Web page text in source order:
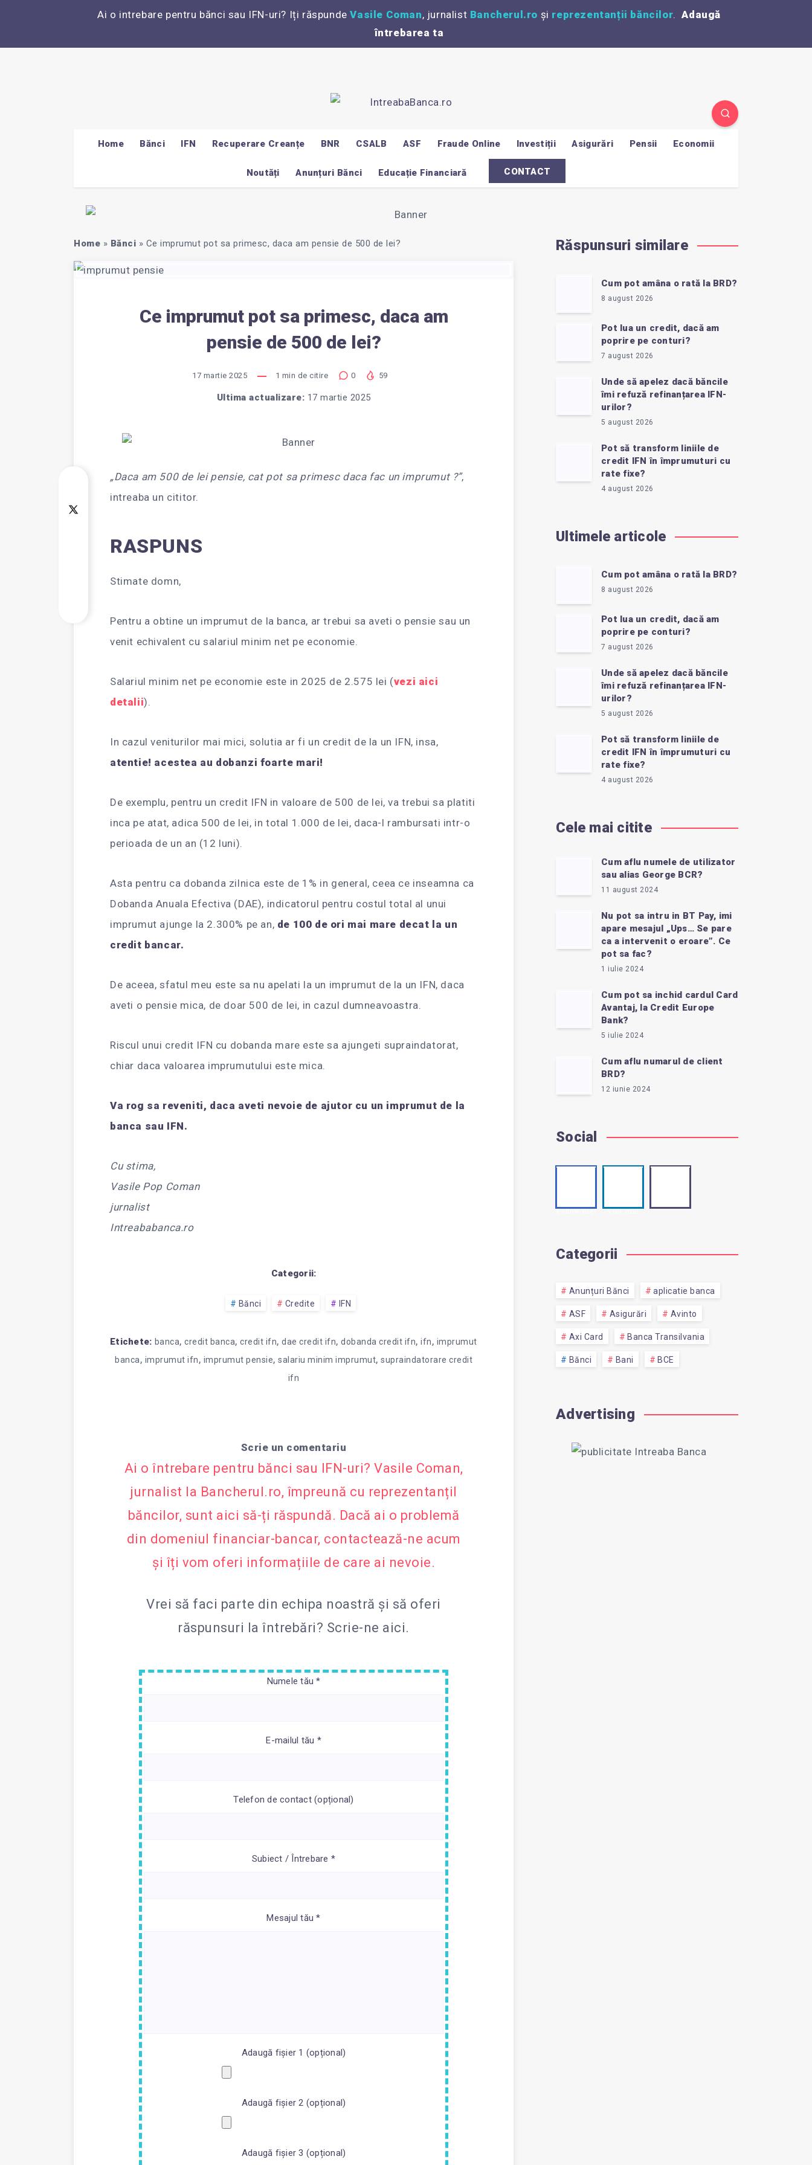
Ai o intrebare pentru bănci sau IFN-uri? Iți răspundeVasile Coman, jurnalist Bancherul.ro și reprezentanții băncilor. Adaugă
întrebarea ta
Home Bănci IFN Recuperare Creanțe BNR CSALB ASF Fraude Online Investiții Asigurări Pensii Economii
Noutăți Anunțuri Bănci Educație Financiară CONTACT
Home » Bănci » Ce imprumut pot sa primesc, daca am pensie de 500 de lei?
Ce imprumut pot sa primesc, daca am
pensie de 500 de lei?
17 martie 2025 1 min de citire 0 59
Ultima actualizare: 17 martie 2025
„Daca am 500 de lei pensie, cat pot sa primesc daca fac un imprumut ?”,
intreaba un cititor.
RASPUNS
Stimate domn,
Pentru a obtine un imprumut de la banca, ar trebui sa aveti o pensie sau un
venit echivalent cu salariul minim net pe economie.
Salariul minim net pe economie este in 2025 de 2.575 lei (vezi aici
detalii).
In cazul veniturilor mai mici, solutia ar fi un credit de la un IFN, insa,
atentie! acestea au dobanzi foarte mari!
De exemplu, pentru un credit IFN in valoare de 500 de lei, va trebui sa platiti
inca pe atat, adica 500 de lei, in total 1.000 de lei, daca-l rambursati intr-o
perioada de un an (12 luni).
Asta pentru ca dobanda zilnica este de 1% in general, ceea ce inseamna ca
Dobanda Anuala Efectiva (DAE), indicatorul pentru costul total al unui
imprumut ajunge la 2.300% pe an, de 100 de ori mai mare decat la un
credit bancar.
De aceea, sfatul meu este sa nu apelati la un imprumut de la un IFN, daca
aveti o pensie mica, de doar 500 de lei, in cazul dumneavoastra.
Riscul unui credit IFN cu dobanda mare este sa ajungeti supraindatorat,
chiar daca valoarea imprumutului este mica.
Va rog sa reveniti, daca aveti nevoie de ajutor cu un imprumut de la
banca sau IFN.
Cu stima,
Vasile Pop Coman
jurnalist
Intreababanca.ro
Categorii:
Bănci Credite IFN
Etichete: banca,credit banca,credit ifn,dae credit ifn,dobanda credit ifn,ifn, imprumut
banca, imprumut ifn, imprumut pensie, salariu minim imprumut, supraindatorare credit
ifn
Scrie un comentariu
Ai o întrebare pentru bănci sau IFN-uri? Vasile Coman,
jurnalist la Bancherul.ro, împreună cu reprezentanțiI
băncilor, sunt aici să-ți răspundă. Dacă ai o problemă
din domeniul financiar-bancar, contactează-ne acum
și îți vom oferi informațiile de care ai nevoie.
Vrei să faci parte din echipa noastră și să oferi
răspunsuri la întrebări? Scrie-ne aici.
Numele tău *
E-mailul tău *
Telefon de contact (opțional)
Subiect / Întrebare *
Mesajul tău *
Adaugă fișier 1 (opțional)
Adaugă fișier 2 (opțional)
Adaugă fișier 3 (opțional)
Răspunsuri similare
Cum pot amâna o rată la BRD?
8 august 2026
Pot lua un credit, dacă am
poprire pe conturi?
7 august 2026
Unde să apelez dacă băncile
îmi refuză refinanțarea IFN-
urilor?
5 august 2026
Pot să transform liniile de
credit IFN în împrumuturi cu
rate fixe?
4 august 2026
Ultimele articole
Cum pot amâna o rată la BRD?
8 august 2026
Pot lua un credit, dacă am
poprire pe conturi?
7 august 2026
Unde să apelez dacă băncile
îmi refuză refinanțarea IFN-
urilor?
5 august 2026
Pot să transform liniile de
credit IFN în împrumuturi cu
rate fixe?
4 august 2026
Cele mai citite
Cum aflu numele de utilizator
sau alias George BCR?
11 august 2024
Nu pot sa intru in BT Pay, imi
apare mesajul „Ups… Se pare
ca a intervenit o eroare”. Ce
pot sa fac?
1 iulie 2024
Cum pot sa inchid cardul Card
Avantaj, la Credit Europe
Bank?
5 iulie 2024
Cum aflu numarul de client
BRD?
12 iunie 2024
Social
Follow me! Visit me!
Categorii
Anunțuri Bănci aplicatie banca
ASF Asigurări Avinto
Axi Card Banca Transilvania
Bănci Bani BCE
Advertising